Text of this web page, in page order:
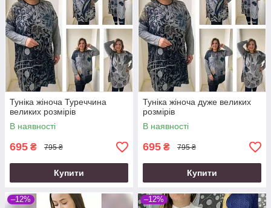
Туніка жіноча Туреччина
великих розмірів
В наявності
695 ₴ 795 ₴
Купити
Туніка жіноча дуже великих
розмірів
В наявності
695 ₴ 795 ₴
Купити
–12% –12%